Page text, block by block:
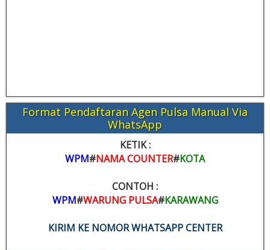
Format Pendaftaran Agen Pulsa Manual Via
WhatsApp
KETIK :
WPM#NAMA COUNTER#KOTA
CONTOH :
WPM#WARUNG PULSA#KARAWANG
KIRIM KE NOMOR WHATSAPP CENTER